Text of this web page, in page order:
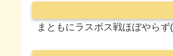
まともにラスボス戦ほぼやらず